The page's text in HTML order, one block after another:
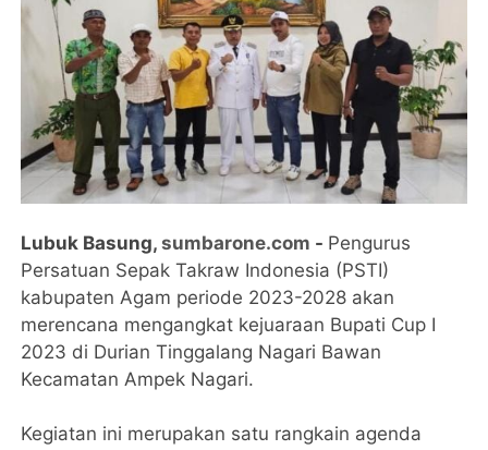
Lubuk Basung,sumbarone.com - Pengurus
Persatuan Sepak Takraw Indonesia (PSTI)
kabupaten Agam periode 2023-2028 akan
merencana mengangkat kejuaraan Bupati Cup I
2023 di Durian Tinggalang Nagari Bawan
Kecamatan Ampek Nagari.
Kegiatan ini merupakan satu rangkain agenda